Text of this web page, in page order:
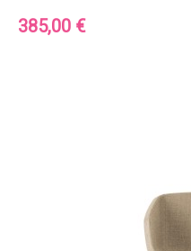
Prix
385,00 €